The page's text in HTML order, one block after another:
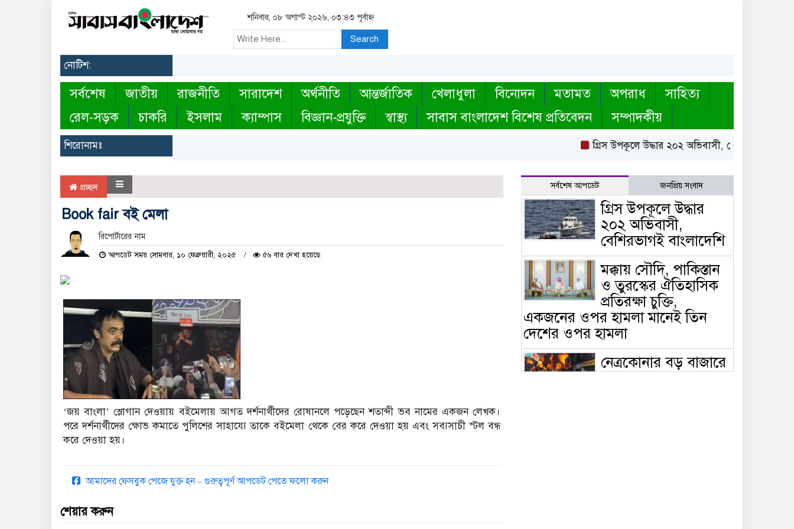
শনিবার, ০৮ অগাস্ট ২০২৬, ০৩:৪৩ পূর্বাহ্ন
Search
নোটিশ:
সর্বশেষ জাতীয় রাজনীতি সারাদেশ অর্থনীতি আন্তর্জাতিক খেলাধুলা বিনোদন মতামত অপরাধ
সাহিত্য
রেল-সড়ক
চাকরি ইসলাম ক্যাম্পাস বিজ্ঞান-প্রযুক্তি স্বাস্থ্য সাবাস বাংলাদেশ বিশেষ প্রতিবেদন সম্পাদকীয়
শিরোনামঃ গ্রিস উপকূলে উদ্ধার ২০২ অভিবাসী, বেশিরভাগই
প্রচ্ছদ
Book fair বই মেলা
রিপোর্টারের নাম
আপডেট সময় সোমবার, ১০ ফেব্রুয়ারী, ২০২৫ ৫৬ বার দেখা হয়েছে
‘জয় বাংলা’ স্লোগান দেওয়ায় বইমেলায় আগত দর্শনার্থীদের রোষানলে পড়েছেন শতাব্দী ভব নামের একজন লেখক।
পরে দর্শনার্থীদের ক্ষোভ কমাতে পুলিশের সাহায্যে তাকে বইমেলা থেকে বের করে দেওয়া হয় এবং সব্যসাচী স্টল বন্ধ
করে দেওয়া হয়।
আমাদের ফেসবুক পেজে যুক্ত হন – গুরুত্বপূর্ণ আপডেট পেতে ফলো করুন
শেয়ার করুন
সর্বশেষ আপডেট জনপ্রিয় সংবাদ
গ্রিস উপকূলে উদ্ধার
২০২ অভিবাসী,
বেশিরভাগই বাংলাদেশি
মক্কায় সৌদি, পাকিস্তান
ও তুরস্কের ঐতিহাসিক
প্রতিরক্ষা চুক্তি,
একজনের ওপর হামলা মানেই তিন
দেশের ওপর হামলা
নেত্রকোনার বড় বাজারে
ভয়াবহ আগুন, পুড়ছে ৫